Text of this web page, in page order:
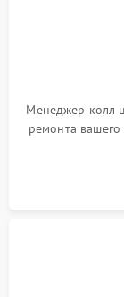
управляющего
Повреждение
Менеджер колл
ремонта